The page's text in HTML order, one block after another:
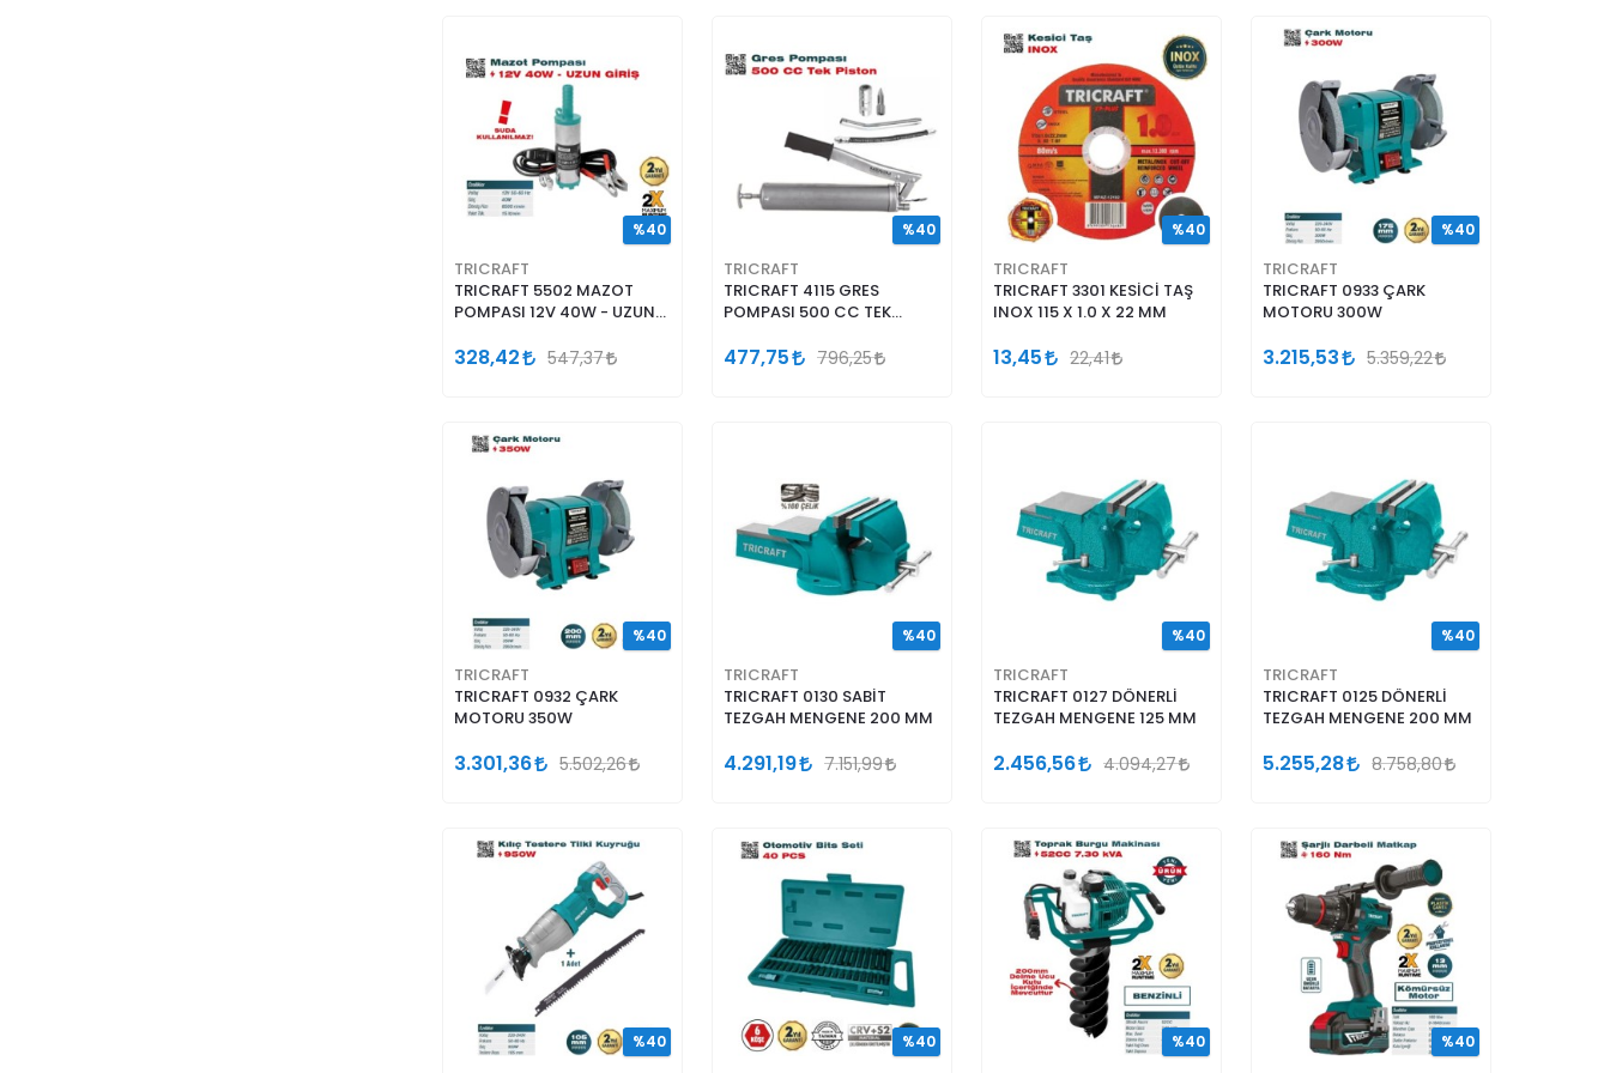
TRICRAFT
TRICRAFT 5502 MAZOT
POMPASI 12V 40W - UZUN
328,42 547,37
%40
TRICRAFT
TRICRAFT 4115 GRES
POMPASI 500 CC TEK
477,75 796,25
%40
TRICRAFT
TRICRAFT 3301 KESİCİ TAŞ
INOX 115 X 1.0 X 22 MM
13,45 22,41
%40
TRICRAFT
TRICRAFT 0933 ÇARK
MOTORU 300W
3.215,53 5.359,22
%40
TRICRAFT
TRICRAFT 0932 ÇARK
MOTORU 350W
3.301,36 5.502,26
%40
TRICRAFT
TRICRAFT 0130 SABİT
TEZGAH MENGENE 200 MM
4.291,19 7.151,99
%40
TRICRAFT
TRICRAFT 0127 DÖNERLİ
TEZGAH MENGENE 125 MM
2.456,56 4.094,27
%40
TRICRAFT
TRICRAFT 0125 DÖNERLİ
TEZGAH MENGENE 200 MM
5.255,28 8.758,80
%40
%40 %40 %40 %40